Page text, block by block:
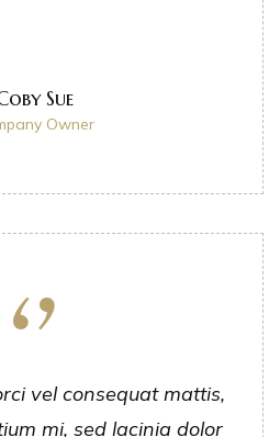
Sue
Owner
vel consequat mattis,
mi, sed lacinia dolor